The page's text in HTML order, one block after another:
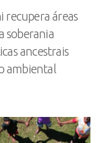
recupera áreas
soberania
ancestrais
ambiental